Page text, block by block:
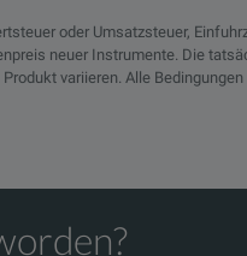
oder Umsatzsteuer,
neuer Instrumente. Die
variieren. Alle